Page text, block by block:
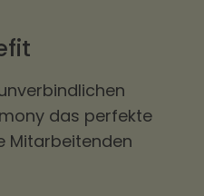
das perfekte
Mitarbeitenden